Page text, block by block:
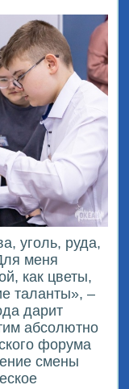
уголь, руда,
меня
как цветы,
таланты», –
дарит
абсолютно
форума
смены